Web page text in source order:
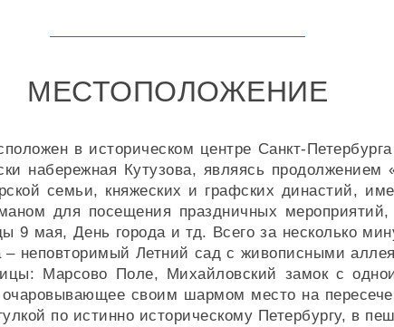
МЕСТОПОЛОЖЕНИЕ
в историческом центре Санкт-
набережная Кутузова, являясь продолжением
семьи, княжеских и графских династий,
для посещения праздничных
9 мая, День города и тд. Всего за несколько
– неповторимый Летний сад с живописными
Марсово Поле, Михайловский замок с
своим шармом место на
по истинно историческому Петербургу, в